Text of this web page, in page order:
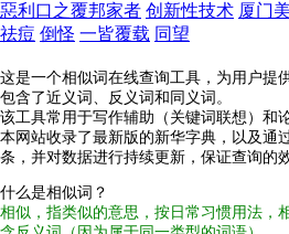
惡利口之覆邦家者 创新性技术 厦门
祛痘 倒怪 一皆覆载 同望
这是一个相似词在线查询工具，为用户提
包含了近义词、反义词和同义词。
该工具常用于写作辅助（关键词联想）和
本网站收录了最新版的新华字典，以及通
条，并对数据进行持续更新，保证查询的
什么是相似词？
相似，指类似的意思，按日常习惯用法，